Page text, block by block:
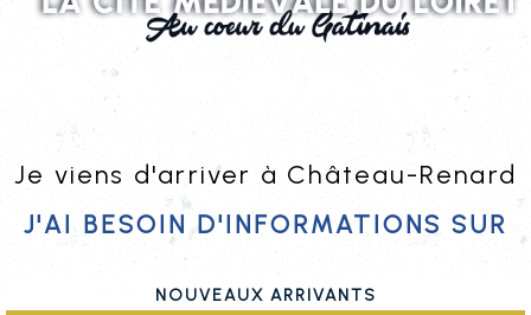
Je viens d'arriver à Château-Renard
j'ai besoin d'informations sur
Nouveaux arrivants